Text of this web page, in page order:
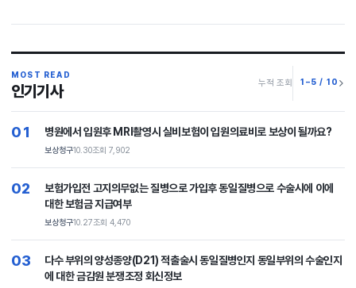
MOST READ
인기기사 누적 조회 1–5 / 10
01 병원에서 입원후 MRI촬영시 실비보험이 입원의료비로 보상이 될까요?
보상청구10.30조회 7,902
02
보험가입전 고지의무없는 질병으로 가입후 동일질병으로 수술시에 이에
대한 보험금 지급여부
보상청구10.27조회 4,470
03
다수 부위의 양성종양(D21) 적출술시 동일질병인지 동일부위의 수술인지
에 대한 금감원 분쟁조정 회신정보